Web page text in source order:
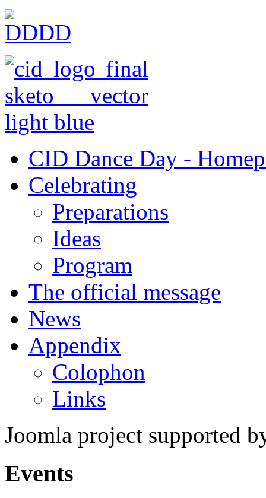
CID Dance Day -
Celebrating
Preparations
Ideas
Program
The official message
News
Appendix
Colophon
Links
Joomla project supported
Events